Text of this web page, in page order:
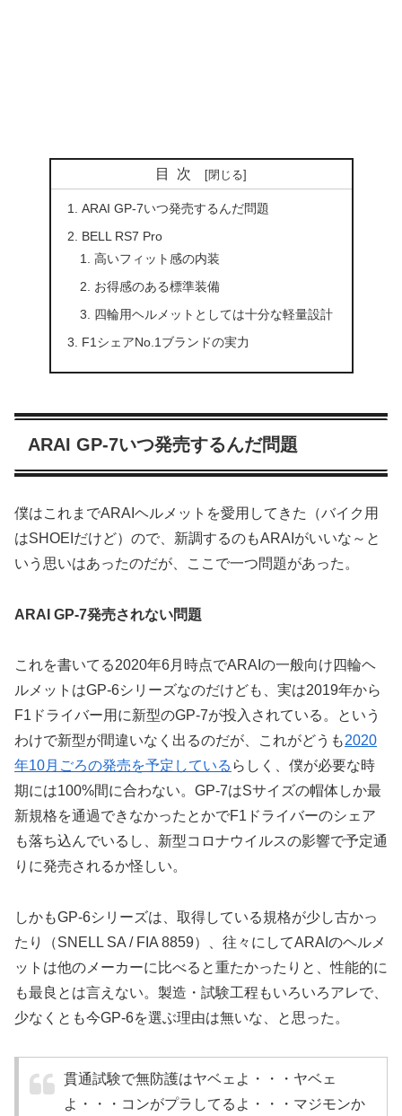
目次
ARAI GP-7いつ発売するんだ問題
BELL RS7 Pro
高いフィット感の内装
お得感のある標準装備
四輪用ヘルメットとしては十分な軽量設計
F1シェアNo.1ブランドの実力
ARAI GP-7いつ発売するんだ問題
僕はこれまでARAIヘルメットを愛用してきた（バイク用
はSHOEIだけど）ので、新調するのもARAIがいいな～と
いう思いはあったのだが、ここで一つ問題があった。
ARAI GP-7発売されない問題
これを書いてる2020年6月時点でARAIの一般向け四輪ヘ
ルメットはGP-6シリーズなのだけども、実は2019年から
F1ドライバー用に新型のGP-7が投入されている。という
わけで新型が間違いなく出るのだが、これがどうも2020
年10月ごろの発売を予定している らしく、僕が必要な時
期には100%間に合わない。GP-7はSサイズの帽体しか最
新規格を通過できなかったとかでF1ドライバーのシェア
も落ち込んでいるし、新型コロナウイルスの影響で予定通
りに発売されるか怪しい。
しかもGP-6シリーズは、取得している規格が少し古かっ
たり（SNELL SA / FIA 8859）、往々にしてARAIのヘルメ
ットは他のメーカーに比べると重たかったりと、性能的に
も最良とは言えない。製造・試験工程もいろいろアレで、
少なくとも今GP-6を選ぶ理由は無いな、と思った。
貫通試験で無防護はヤベェよ・・・ヤベェ
よ・・・コンがプラしてるよ・・・マジモンか